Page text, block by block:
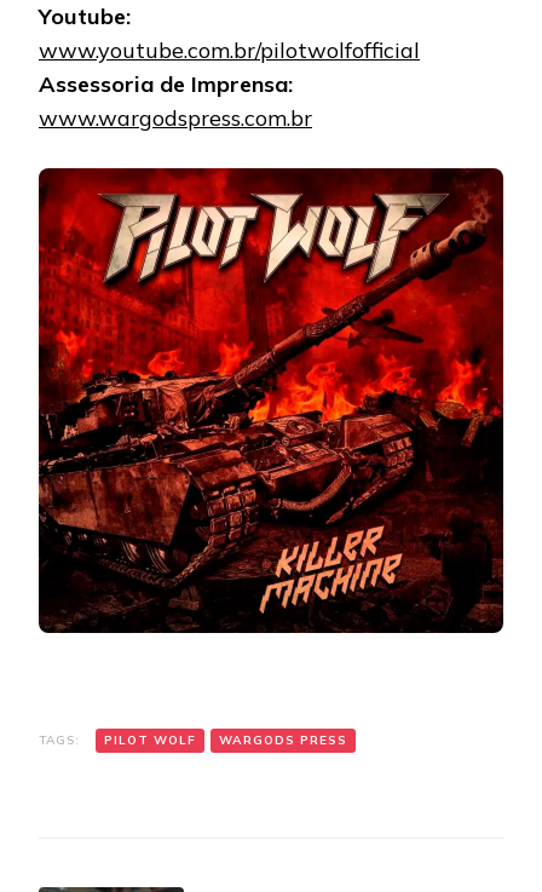
Youtube:
www.youtube.com.br/pilotwolfofficial
Assessoria de Imprensa:
www.wargodspress.com.br
TAGS: PILOT WOLF WARGODS PRESS